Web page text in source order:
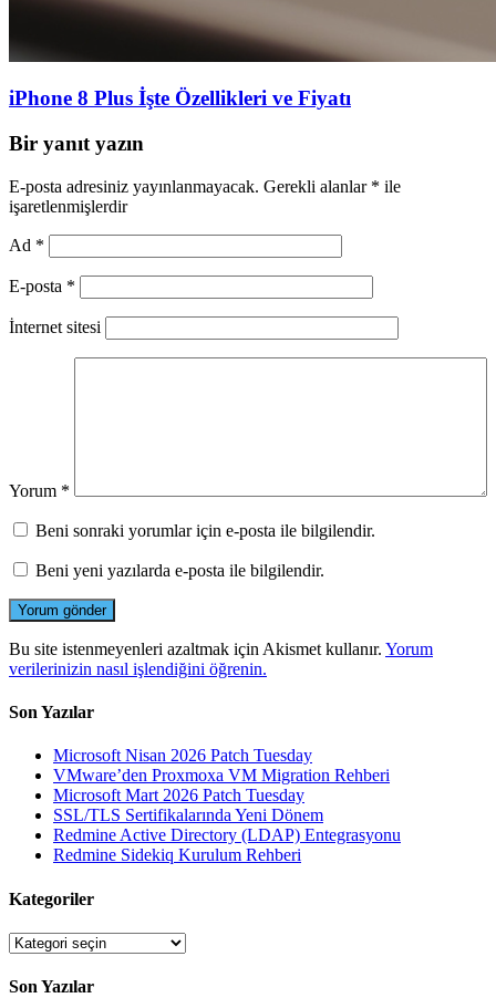
iPhone 8 Plus İşte Özellikleri ve Fiyatı
Bir yanıt yazın
E-posta adresiniz yayınlanmayacak. Gerekli alanlar * ile
işaretlenmişlerdir
Ad *
E-posta *
İnternet sitesi
Yorum *
Beni sonraki yorumlar için e-posta ile bilgilendir.
Beni yeni yazılarda e-posta ile bilgilendir.
Bu site istenmeyenleri azaltmak için Akismet kullanır. Yorum
verilerinizin nasıl işlendiğini öğrenin.
Son Yazılar
Microsoft Nisan 2026 Patch Tuesday
VMware’den Proxmoxa VM Migration Rehberi
Microsoft Mart 2026 Patch Tuesday
SSL/TLS Sertifikalarında Yeni Dönem
Redmine Active Directory (LDAP) Entegrasyonu
Redmine Sidekiq Kurulum Rehberi
Kategoriler
Kategoriler
Son Yazılar